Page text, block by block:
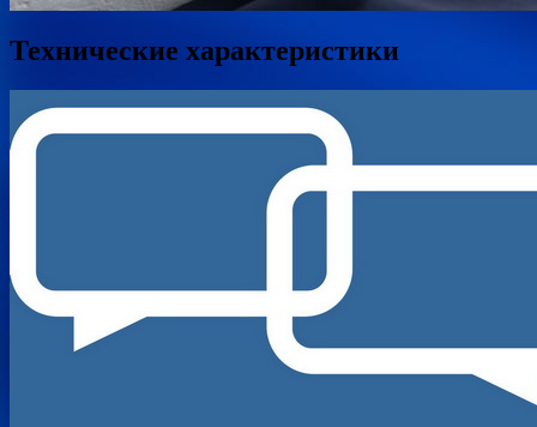
Технические характеристики